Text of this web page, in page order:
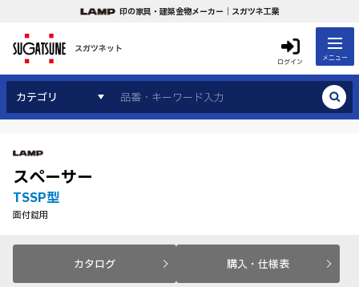
印の家具・建築金物メーカー｜スガツネ工業
スガツネット
ログイン メニュー
カテゴリ
スペーサー
TSSP型
面付錠用
カタログ 購入・仕様表